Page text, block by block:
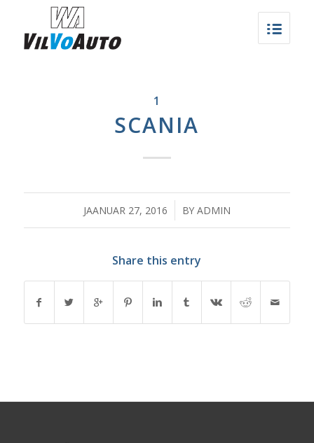
1
SCANIA
JAANUAR 27, 2016
/ BY ADMIN
Share this entry